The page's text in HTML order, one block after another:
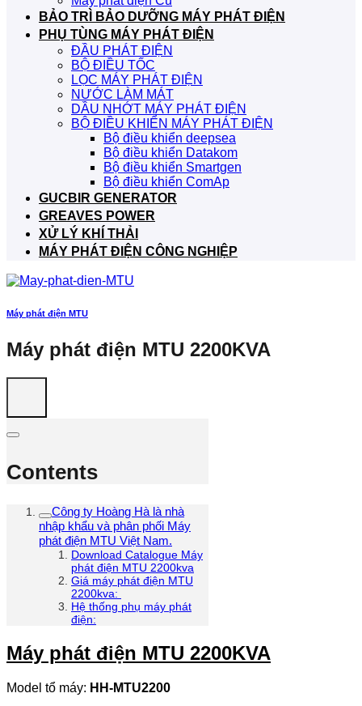
BẢO TRÌ BẢO DƯỠNG MÁY PHÁT ĐIỆN
PHỤ TÙNG MÁY PHÁT ĐIỆN
ĐẦU PHÁT ĐIỆN
BỘ ĐIỀU TỐC
LỌC MÁY PHÁT ĐIỆN
NƯỚC LÀM MÁT
DẦU NHỚT MÁY PHÁT ĐIỆN
BỘ ĐIỀU KHIỂN MÁY PHÁT ĐIỆN
Bộ điều khiển deepsea
Bộ điều khiển Datakom
Bộ điều khiển Smartgen
Bộ điều khiển ComAp
GUCBIR GENERATOR
GREAVES POWER
XỬ LÝ KHÍ THẢI
MÁY PHÁT ĐIỆN CÔNG NGHIỆP
Máy phát điện MTU
Máy phát điện MTU 2200KVA
Contents
Công ty Hoàng Hà là nhà
nhập khẩu và phân phối Máy
phát điện MTU Việt Nam.
Download Catalogue Máy
phát điện MTU 2200kva
Giá máy phát điện MTU
2200kva:
Hệ thống phụ máy phát
điện:
Máy phát điện MTU 2200KVA
Model tổ máy: HH-MTU2200